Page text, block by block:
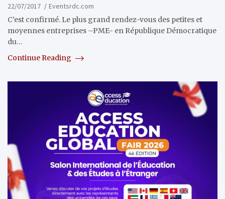
22/07/2017
Eventsrdc.com
C’est confirmé. Le plus grand rendez-vous des petites et
moyennes entreprises –PME- en République Démocratique
du…
Continue Reading